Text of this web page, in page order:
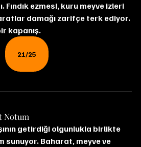
damağı zarifçe terk ediyor.
kapanış.
21/25
Notum
sunuyor. Baharat, meyve ve